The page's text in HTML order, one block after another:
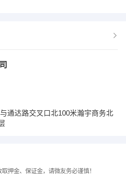
通达路交叉口北100米瀚宇商务北
押金、保证金，请微友务必谨慎！